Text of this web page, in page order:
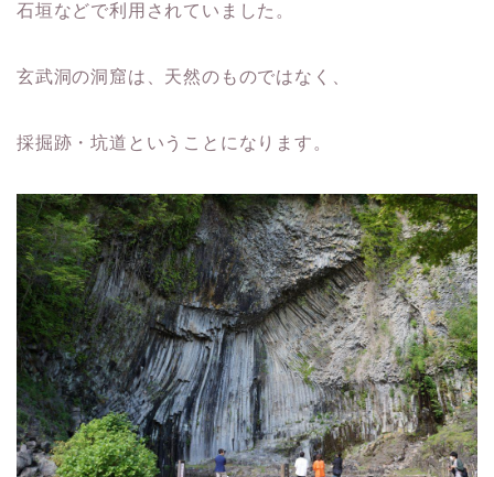
石垣などで利用されていました。
玄武洞の洞窟は、天然のものではなく、
採掘跡・坑道ということになります。